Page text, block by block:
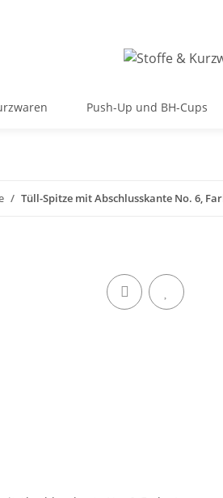
Push-Up und BH-Cups
Tüll-Spitze mit Abschlusskante No. 6,